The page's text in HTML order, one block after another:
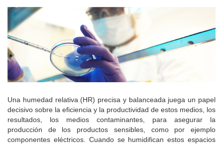
Una humedad relativa (HR) precisa y balanceada juega un papel
decisivo sobre la eficiencia y la productividad de estos medios, los
resultados, los medios contaminantes, para asegurar la
producción de los productos sensibles, como por ejemplo
componentes eléctricos. Cuando se humidifican estos espacios